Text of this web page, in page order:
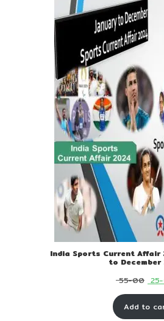
India Sports Current Affair
to December
55-00
Add to